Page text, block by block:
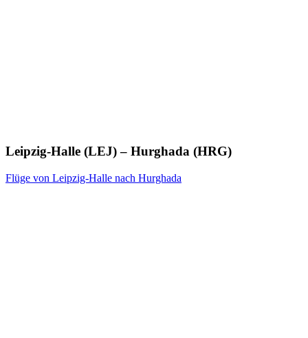
Leipzig-Halle (LEJ) – Hurghada (HRG)
Flüge von Leipzig-Halle nach Hurghada